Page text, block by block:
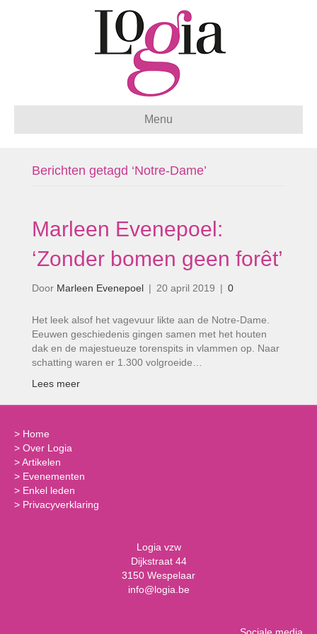
Menu
Berichten getagd ‘Notre-Dame’
Marleen Evenepoel:
‘Zonder bomen geen forêt’
Door Marleen Evenepoel | 20 april 2019 | 0
Het leek alsof het vagevuur likte aan de Notre-Dame.
Eeuwen geschiedenis gingen samen met het houten
dak en de majestueuze torenspits in vlammen op. Naar
schatting waren er 1.300 volgroeide…
Lees meer
> Home
> Over Logia
>Artikelen
> Evenementen
> Enkel leden
> Privacyverklaring
Logia vzw
Dijkstraat 44
3150 Wespelaar
info@logia.be